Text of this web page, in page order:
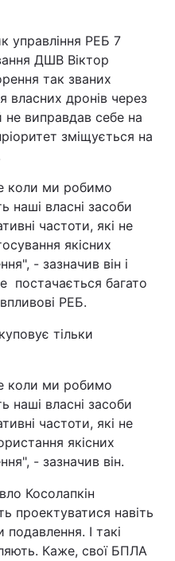
управління РЕБ 7
ДШВ Віктор
так званих
власних дронів через
виправдав себе на
зміщується на
коли ми робимо
наші власні засоби
частоти, які не
якісних
- зазначив він і
постачається багато
РЕБ.
тільки
коли ми робимо
наші власні засоби
частоти, які не
якісних
- зазначив він.
Косолапкін
проектуватися навіть
І такі
Каже, свої БПЛА